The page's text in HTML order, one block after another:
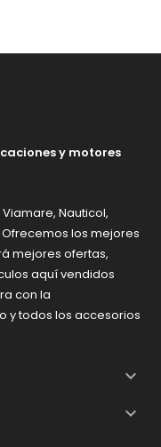
y motores
Nauticol,
los mejores
mejores ofertas,
aquí vendidos
con la
y todos los accesorios

